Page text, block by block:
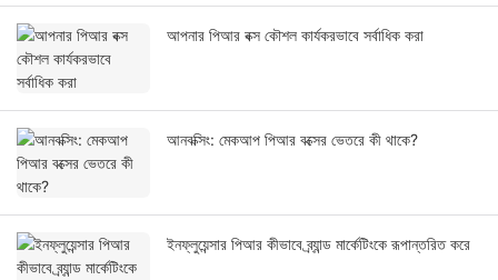
আপনার পিআর বক্স কৌশল কার্যকরভাবে সর্বাধিক করা
আনবক্সিং: মেকআপ পিআর বক্সের ভেতরে কী থাকে?
ইনফ্লুয়েন্সার পিআর কীভাবে ব্র্যান্ড মার্কেটিংকে রূপান্তরিত করে